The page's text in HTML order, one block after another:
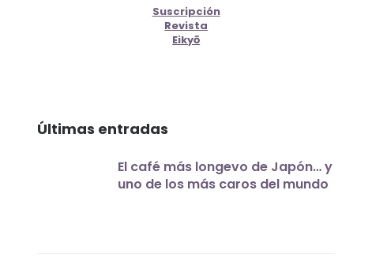
Suscripción
Revista
Eikyō
Últimas entradas
El café más longevo de Japón… y
uno de los más caros del mundo